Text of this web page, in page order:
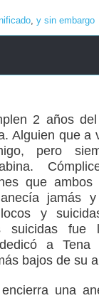
, y sin embargo
2 años
Alguien que a
pero
que
jamás
y
suicidas fue
a
bajos de su
una